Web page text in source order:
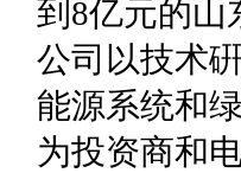
到8亿元的山
公司以技术
能源系统和
为投资商和